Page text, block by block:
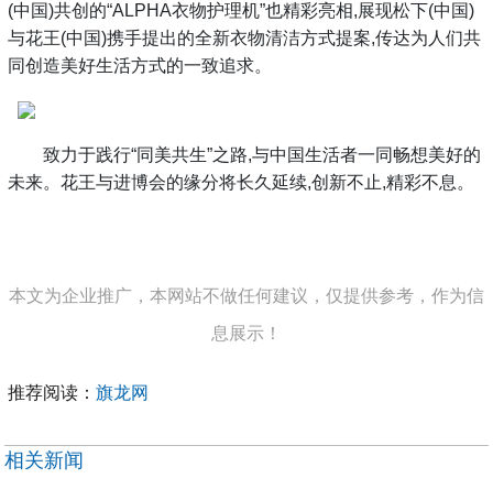
(中国)共创的“ALPHA衣物护理机”也精彩亮相,展现松下(中国)
与花王(中国)携手提出的全新衣物清洁方式提案,传达为人们共
同创造美好生活方式的一致追求。
致力于践行“同美共生”之路,与中国生活者一同畅想美好的
未来。花王与进博会的缘分将长久延续,创新不止,精彩不息。
本文为企业推广，本网站不做任何建议，仅提供参考，作为信
息展示！
推荐阅读：旗龙网
相关新闻